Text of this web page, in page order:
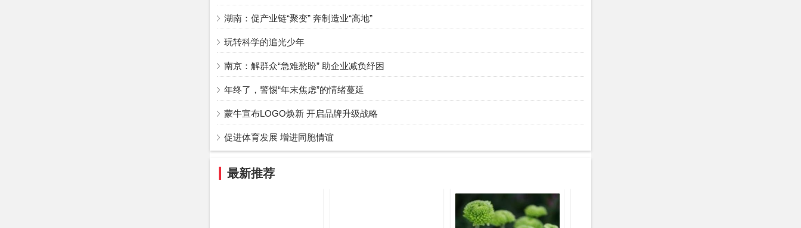
湖南：促产业链“聚变” 奔制造业“高地”
玩转科学的追光少年
南京：解群众“急难愁盼” 助企业减负纾困
年终了，警惕“年末焦虑”的情绪蔓延
蒙牛宣布LOGO焕新 开启品牌升级战略
促进体育发展 增进同胞情谊
最新推荐